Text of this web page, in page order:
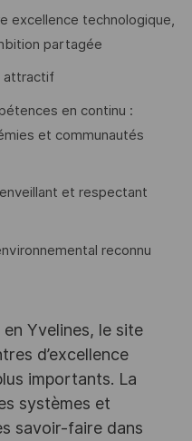
excellence technologique,
partagée
attractif
en continu :
et communautés
et respectant
reconnu
Yvelines, le site
d’excellence
importants. La
systèmes et
savoir-faire dans